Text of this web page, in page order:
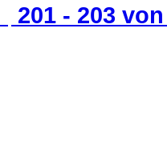
201 - 203 von